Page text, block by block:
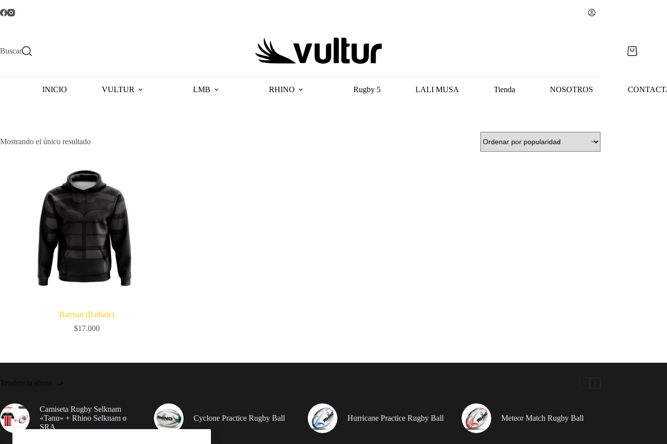
al
Buscar
Carro
INICIO VULTUR LMB RHINO Rugby 5 LALI MUSA Tienda NOSOTROS
Mostrando el único resultado
Batman (Batbale)
$17.000
Tendencia ahora
Camiseta Rugby Selknam
«Tanu» + Rhino Selknam o
SRA
Cyclone Practice Rugby Ball Hurricane Practice Rugby Ball Meteor Match Rugby Ball